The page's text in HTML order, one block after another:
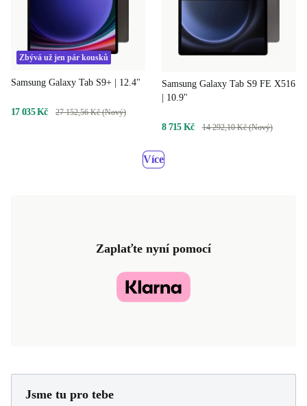
Zbývá už jen pár kousků
Samsung Galaxy Tab S9+ | 12.4"
17 035 Kč 27 152,56 Kč (Nový)
Samsung Galaxy Tab S9 FE X516
| 10.9"
8 715 Kč 14 292,10 Kč (Nový)
Více
Zaplaťte nyní pomocí
Jsme tu pro tebe